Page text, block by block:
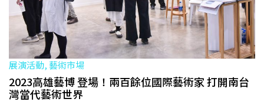
展演活動, 藝術市場
2023高雄藝博 登場！兩百餘位國際藝術家 打開南台
灣當代藝術世界